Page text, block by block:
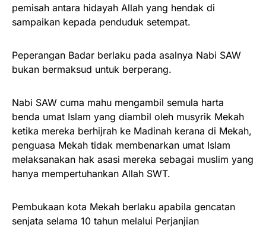
pemisah antara hidayah Allah yang hendak di
sampaikan kepada penduduk setempat.
Peperangan Badar berlaku pada asalnya Nabi SAW
bukan bermaksud untuk berperang.
Nabi SAW cuma mahu mengambil semula harta
benda umat Islam yang diambil oleh musyrik Mekah
ketika mereka berhijrah ke Madinah kerana di Mekah,
penguasa Mekah tidak membenarkan umat Islam
melaksanakan hak asasi mereka sebagai muslim yang
hanya mempertuhankan Allah SWT.
Pembukaan kota Mekah berlaku apabila gencatan
senjata selama 10 tahun melalui Perjanjian